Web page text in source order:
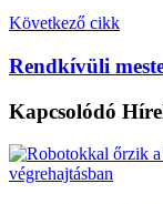
Következő cikk
Rendkívüli
Kapcsolódó